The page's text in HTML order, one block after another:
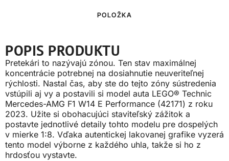
POLOŽKA
POPIS PRODUKTU
Pretekári to nazývajú zónou. Ten stav maximálnej
koncentrácie potrebnej na dosiahnutie neuveriteľnej
rýchlosti. Nastal čas, aby ste do tejto zóny sústredenia
vstúpili aj vy a postavili si model auta LEGO® Technic
Mercedes-AMG F1 W14 E Performance (42171) z roku
2023. Užite si obohacujúci staviteľský zážitok a
postavte jednotlivé detaily tohto modelu pre dospelých
v mierke 1:8. Vďaka autentickej lakovanej grafike vyzerá
tento model výborne z každého uhla, takže si ho z
hrdosťou vystavte.